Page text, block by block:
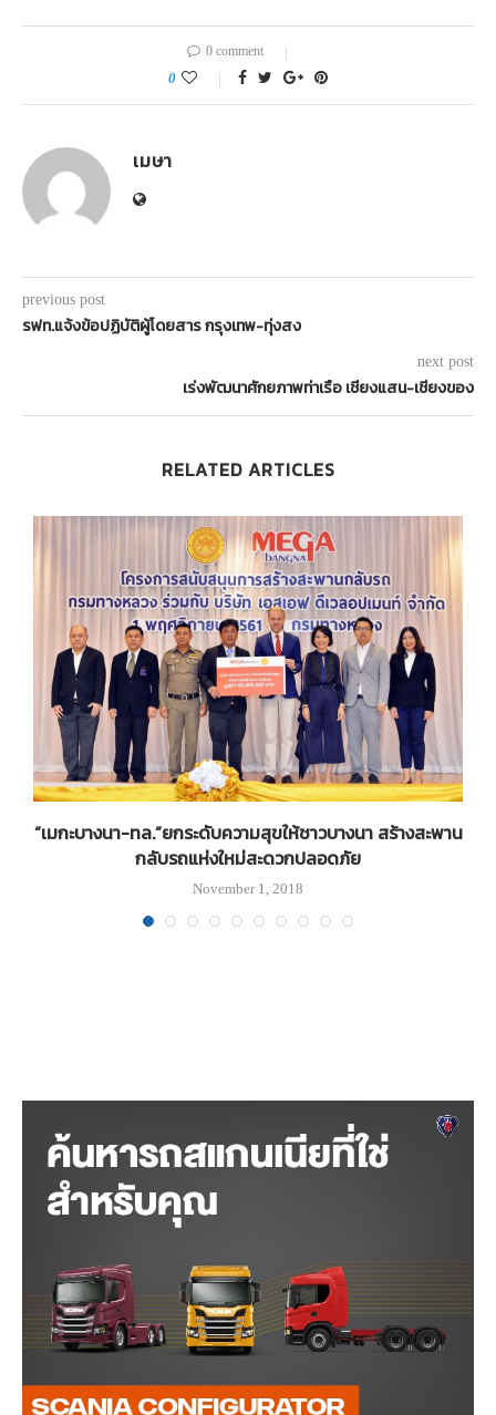
0 comment
0
เมษา
previous post
รฟท.แจ้งข้อปฏิบัติผู้โดยสาร กรุงเทพ-ทุ่งสง
next post
เร่งพัฒนาศักยภาพท่าเรือ เชียงแสน-เชียงของ
RELATED ARTICLES
“เมกะบางนา-ทล.”ยกระดับความสุขให้ชาวบางนา สร้างสะพาน
กลับรถแห่งใหม่สะดวกปลอดภัย
November 1, 2018